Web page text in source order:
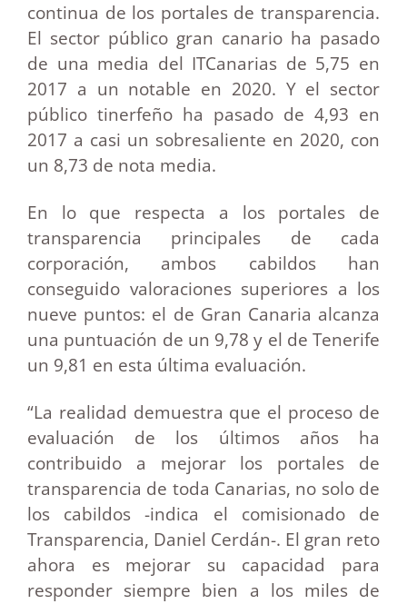
continua de los portales de transparencia.
El sector público gran canario ha pasado
de una media del ITCanarias de 5,75 en
2017 a un notable en 2020. Y el sector
público tinerfeño ha pasado de 4,93 en
2017 a casi un sobresaliente en 2020, con
un 8,73 de nota media.
En lo que respecta a los portales de
transparencia principales de cada
corporación, ambos cabildos han
conseguido valoraciones superiores a los
nueve puntos: el de Gran Canaria alcanza
una puntuación de un 9,78 y el de Tenerife
un 9,81 en esta última evaluación.
“La realidad demuestra que el proceso de
evaluación de los últimos años ha
contribuido a mejorar los portales de
transparencia de toda Canarias, no solo de
los cabildos -indica el comisionado de
Transparencia, Daniel Cerdán-. El gran reto
ahora es mejorar su capacidad para
responder siempre bien a los miles de